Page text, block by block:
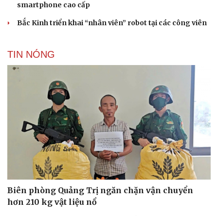
smartphone cao cấp
Bắc Kinh triển khai “nhân viên” robot tại các công viên
TIN NÓNG
Biên phòng Quảng Trị ngăn chặn vận chuyển
hơn 210 kg vật liệu nổ